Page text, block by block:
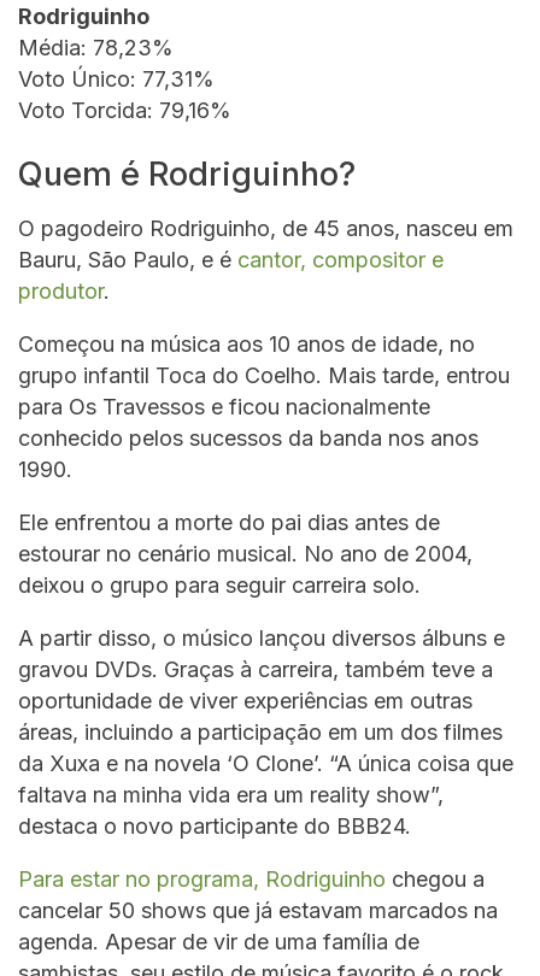
Rodriguinho
Média: 78,23%
Voto Único: 77,31%
Voto Torcida: 79,16%
Quem é Rodriguinho?
O pagodeiro Rodriguinho, de 45 anos, nasceu em
Bauru, São Paulo, e é cantor, compositor e
produtor.
Começou na música aos 10 anos de idade, no
grupo infantil Toca do Coelho. Mais tarde, entrou
para Os Travessos e ficou nacionalmente
conhecido pelos sucessos da banda nos anos
1990.
Ele enfrentou a morte do pai dias antes de
estourar no cenário musical. No ano de 2004,
deixou o grupo para seguir carreira solo.
A partir disso, o músico lançou diversos álbuns e
gravou DVDs. Graças à carreira, também teve a
oportunidade de viver experiências em outras
áreas, incluindo a participação em um dos filmes
da Xuxa e na novela ‘O Clone’. “A única coisa que
faltava na minha vida era um reality show”,
destaca o novo participante do BBB24.
Para estar no programa, Rodriguinho chegou a
cancelar 50 shows que já estavam marcados na
agenda. Apesar de vir de uma família de